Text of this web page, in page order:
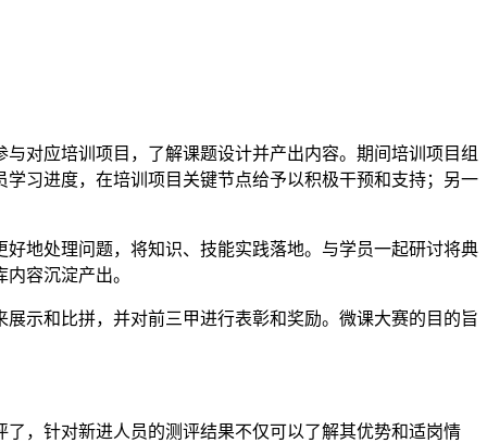
对应培训项目，了解课题设计并产出内容。期间培训项目组
习进度，在培训项目关键节点给予以积极干预和支持；另一
地处理问题，将知识、技能实践落地。与学员一起研讨将典
内容沉淀产出。
示和比拼，并对前三甲进行表彰和奖励。微课大赛的目的旨
，针对新进人员的测评结果不仅可以了解其优势和适岗情